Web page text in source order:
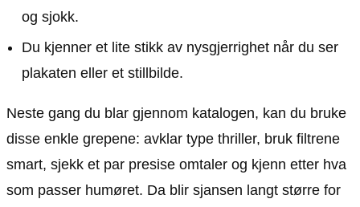
og sjokk.
Du kjenner et lite stikk av nysgjerrighet når du ser
plakaten eller et stillbilde.
Neste gang du blar gjennom katalogen, kan du bruke
disse enkle grepene: avklar type thriller, bruk filtrene
smart, sjekk et par presise omtaler og kjenn etter hva
som passer humøret. Da blir sjansen langt større for